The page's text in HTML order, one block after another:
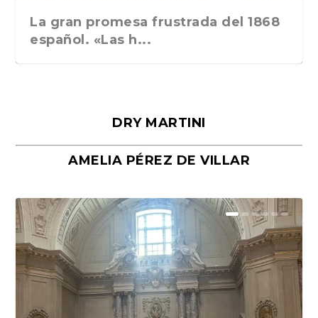
La gran promesa frustrada del 1868
español. «Las h...
Málaga, verso en azul, de Rafael
Porras y Salvador...
«La cocina hebrea. Alimentación
del pueblo judío e...
DRY MARTINI
AMELIA PÉREZ DE VILLAR